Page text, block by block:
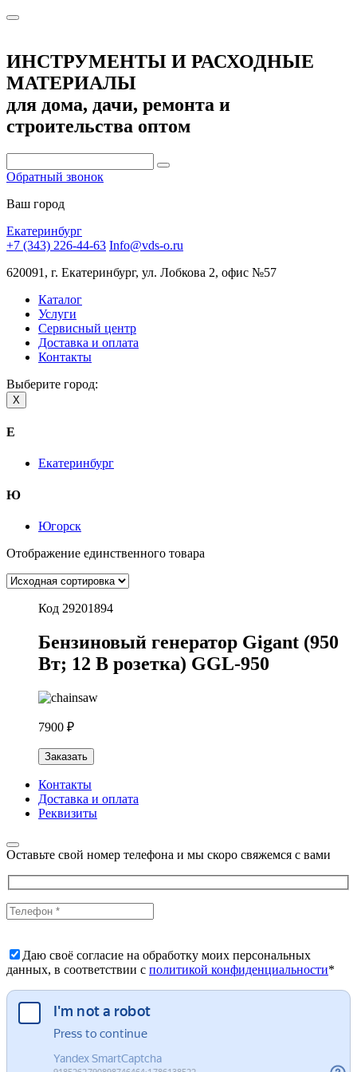
ИНСТРУМЕНТЫ И РАСХОДНЫЕ
МАТЕРИАЛЫ
для дома, дачи, ремонта и
строительства оптом
Обратный звонок
Ваш город
Екатеринбург
+7 (343) 226-44-63 Info@vds-o.ru
620091, г. Екатеринбург, ул. Лобкова 2, офис №57
Каталог
Услуги
Сервисный центр
Доставка и оплата
Контакты
Выберите город:
X
Е
Екатеринбург
Ю
Югорск
Отображение единственного товара
Код 29201894
Бензиновый генератор Gigant (950
Вт; 12 В розетка) GGL-950
7900 ₽
Заказать
Контакты
Доставка и оплата
Реквизиты
Оставьте свой номер телефона и мы скоро свяжемся с вами
Даю своё согласие на обработку моих персональных
данных, в соответствии с политикой конфиденциальности*